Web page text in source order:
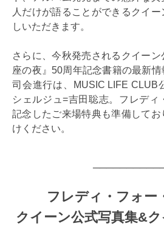
人だけが語ることができるクイ
しいただきます。
さらに、今秋発売されるクイー
座の夜』50周年記念書籍の最新情
司会進行は、MUSIC LIFE CLUB
シェルジュ=吉田聡志。フレディ
記念したご来場特典も準備して
けください。
フレディ・フォー
クイーン公式写真集&